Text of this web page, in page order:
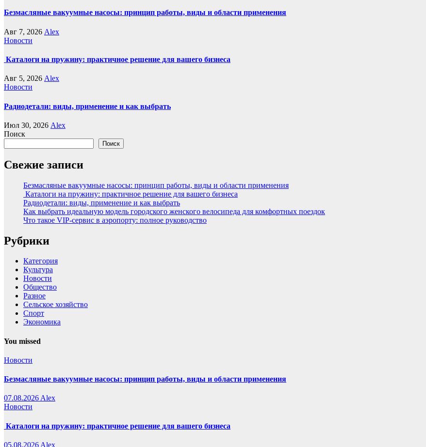
Безмасляные вакуумные насосы: принцип работы, виды и области применения
Авг 7, 2026 Alex
Новости
Каталоги на пружину: практичное решение для вашего бизнеса
Авг 5, 2026 Alex
Новости
Радиодетали: виды, применение и как выбрать
Июл 30, 2026 Alex
Поиск
Поиск
Свежие записи
Безмасляные вакуумные насосы: принцип работы, виды и области применения
Каталоги на пружину: практичное решение для вашего бизнеса
Радиодетали: виды, применение и как выбрать
Как выбрать идеальную модель городского женского велосипеда для комфортных поездок
Что такое VIP-сервис в аэропорту: полное руководство
Рубрики
Категория
Культура
Новости
Общество
Разное
Сельское хозяйство
Спорт
Экономика
You missed
Новости
Безмасляные вакуумные насосы: принцип работы, виды и области применения
07.08.2026Alex
Новости
Каталоги на пружину: практичное решение для вашего бизнеса
05.08.2026 Alex